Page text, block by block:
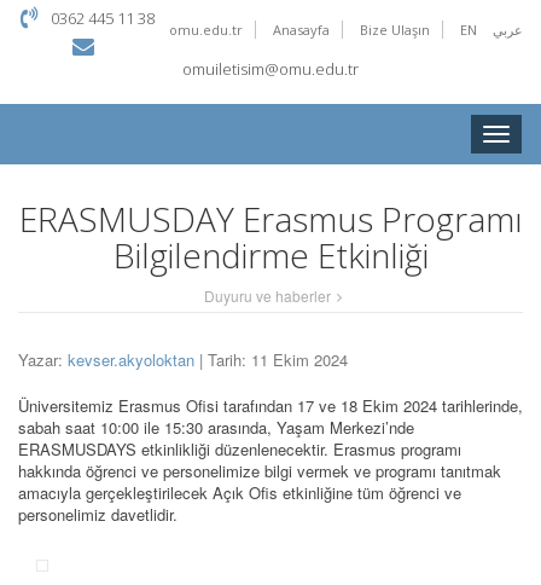
omu.edu.tr Anasayfa Bize Ulaşın EN عربي
0362 445 11 38
omuiletisim@omu.edu.tr
Toggle
ERASMUSDAY Erasmus Programı
Bilgilendirme Etkinliği
Duyuru ve haberler
Yazar: kevser.akyoloktan | Tarih: 11 Ekim 2024
Üniversitemiz Erasmus Ofisi tarafından 17 ve 18 Ekim 2024 tarihlerinde,
sabah saat 10:00 ile 15:30 arasında, Yaşam Merkezi’nde
ERASMUSDAYS etkinlikliği düzenlenecektir. Erasmus programı
hakkında öğrenci ve personelimize bilgi vermek ve programı tanıtmak
amacıyla gerçekleştirilecek Açık Ofis etkinliğine tüm öğrenci ve
personelimiz davetlidir.